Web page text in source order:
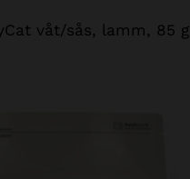
våt/sås, lamm, 85 g